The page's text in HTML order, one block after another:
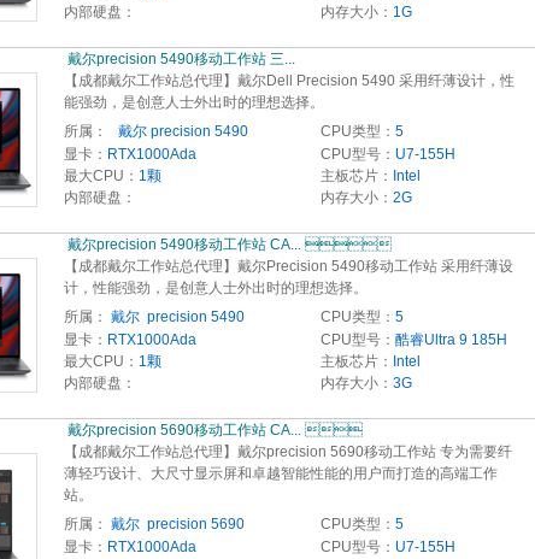
内部硬盘：
内存大小： 1G
 戴尔precision 5490移动工作站 三... 
【成都戴尔工作站总代理】戴尔Dell Precision 5490 采用纤薄设计，性
能强劲，是创意人士外出时的理想选择。
所属：
  戴尔 precision 5490 CPU类型： 5
显卡： RTX1000Ada CPU型号： U7-155H
最大CPU： 1颗 主板芯片： Intel
内部硬盘：
内存大小： 2G
 戴尔precision 5490移动工作站 CA... 
【成都戴尔工作站总代理】戴尔Precision 5490移动工作站 采用纤薄设
计，性能强劲，是创意人士外出时的理想选择。
所属： 戴尔  precision 5490 CPU类型： 5
显卡： RTX1000Ada CPU型号： 酷睿Ultra 9 185H
最大CPU： 1颗 主板芯片： Intel
内部硬盘：
内存大小： 3G
 戴尔precision 5690移动工作站 CA... 
【成都戴尔工作站总代理】戴尔precision 5690移动工作站 专为需要纤
薄轻巧设计、大尺寸显示屏和卓越智能性能的用户而打造的高端工作
站。
所属： 戴尔  precision 5690 CPU类型： 5
显卡： RTX1000Ada CPU型号： U7-155H